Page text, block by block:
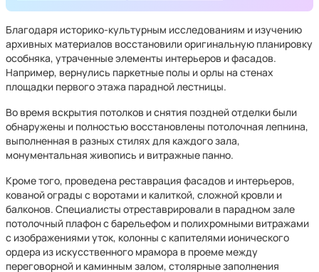
Благодаря историко-культурным исследованиям и изучению
архивных материалов восстановили оригинальную планировку
особняка, утраченные элементы интерьеров и фасадов.
Например, вернулись паркетные полы и орлы на стенах
площадки первого этажа парадной лестницы.
Во время вскрытия потолков и снятия поздней отделки были
обнаружены и полностью восстановлены потолочная лепнина,
выполненная в разных стилях для каждого зала,
монументальная живопись и витражные панно.
Кроме того, проведена реставрация фасадов и интерьеров,
кованой ограды с воротами и калиткой, сложной кровли и
балконов. Специалисты отреставрировали в парадном зале
потолочный плафон с барельефом и полихромными витражами
с изображениями уток, колонны с капителями ионического
ордера из искусственного мрамора в проеме между
переговорной и каминным залом, столярные заполнения